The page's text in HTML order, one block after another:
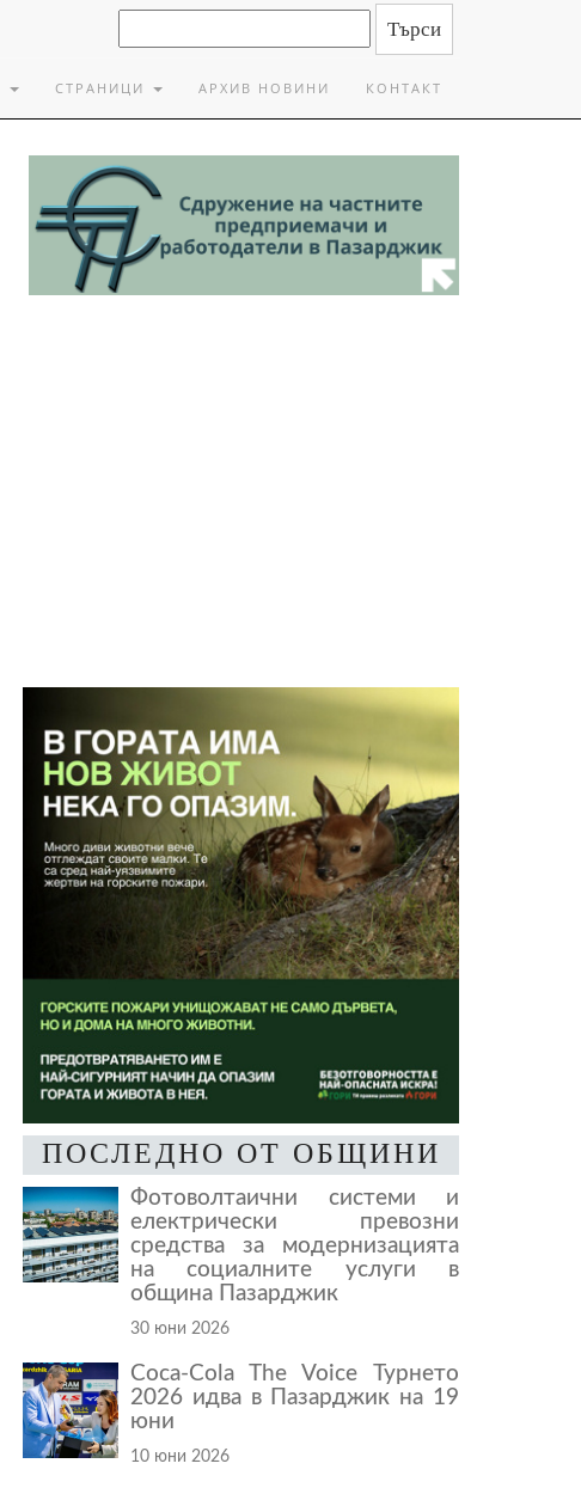
СТРАНИЦИ АРХИВ НОВИНИ КОНТАКТ
ПОСЛЕДНО ОТ ОБЩИНИ
Фотоволтаични системи и
електрически превозни
средства за модернизацията
на социалните услуги в
община Пазарджик
30 юни 2026
Coca-Cola The Voice Турнето
2026 идва в Пазарджик на 19
юни
10 юни 2026